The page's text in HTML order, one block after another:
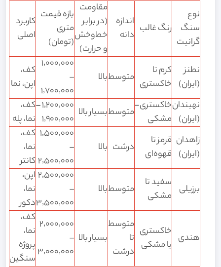
نوع
سنگ
گرانیت
رنگ غالب اندازه
دانه
مقاومت
(در برابر
خط‌وخش
و حرارت)
بازه قیمت
متری
(تومان)
کاربرد
اصلی
نطنز
(ایران)
کرم تا
خاکستری متوسطبالا
۱٬۰۰۰٬۰۰۰
–
۱٬۷۰۰٬۰۰۰
کف،
اپن، نما
نهبندان
(ایران)
خاکستری-
مشکی
متوسطبسیار بالا
۱٬۲۰۰٬۰۰۰ –
۱٬۹۰۰٬۰۰۰
کف،
نما، پله
زاهدان
(ایران)
قرمز تا
قهوه‌ای
درشت بالا
۱٬۵۰۰٬۰۰۰
–
۲٬۵۰۰٬۰۰۰
کف،
نما،
کانتر
برزیلی
سفید تا
مشکی
متوسطبالا
۲٬۵۰۰٬۰۰۰
–
۳٬۵۰۰٬۰۰۰
اپن،
نما،
دکور
هندی خاکستری
یا مشکی
متوسط
تا
درشت
بسیار بالا
۲٬۰۰۰٬۰۰۰
–
۳٬۰۰۰٬۰۰۰
کف،
نما،
پروژه
سنگین